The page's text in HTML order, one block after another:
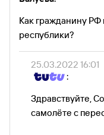
Как гражданину РФ
республики?
25.03.2022 16:01
:
Здравствуйте,
самолёте с